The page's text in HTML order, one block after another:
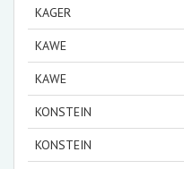
KAGER
KAWE
KAWE
KONSTEIN
KONSTEIN